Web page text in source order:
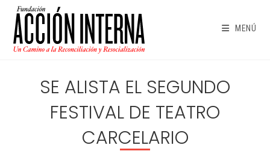
contenido
MENÚ
SE ALISTA EL SEGUNDO
FESTIVAL DE TEATRO
CARCELARIO